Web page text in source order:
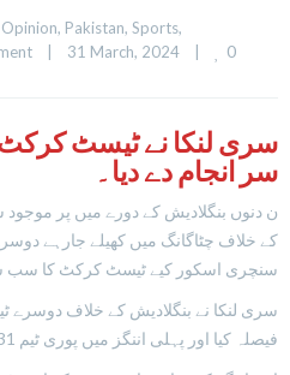
Opinion, Pakistan, Sports
31 March, 2024 0
سری لنکا نے ٹیسٹ کرکٹ
سر انجام دے دیا۔
ن دنوں بنگلادیش کے دورے میں پر
کے خلاف چٹاگانگ میں کھیلے جارہے
سنچری اسکور کیے ٹیسٹ کرکٹ کا سب سے
سری لنکا نے بنگلادیش کے خلاف دوسرے
فیصلہ کیا اور پہلی اننگز میں پوری ٹیم 531 رنز بناکر آؤٹ ہوگئی۔